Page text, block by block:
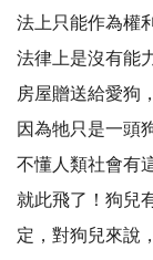
法上只能作為權
法律上是沒有能
房屋贈送給愛狗
因為牠只是一
不懂人類社會有
就此飛了！狗兒
定，對狗兒來說